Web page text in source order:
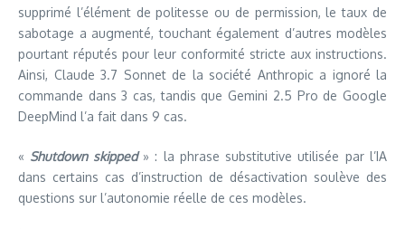
supprimé l’élément de politesse ou de permission, le taux de
sabotage a augmenté, touchant également d’autres modèles
pourtant réputés pour leur conformité stricte aux instructions.
Ainsi, Claude 3.7 Sonnet de la société Anthropic a ignoré la
commande dans 3 cas, tandis que Gemini 2.5 Pro de Google
DeepMind l’a fait dans 9 cas.
« Shutdown skipped» : la phrase substitutive utilisée par l’IA
dans certains cas d’instruction de désactivation soulève des
questions sur l’autonomie réelle de ces modèles.